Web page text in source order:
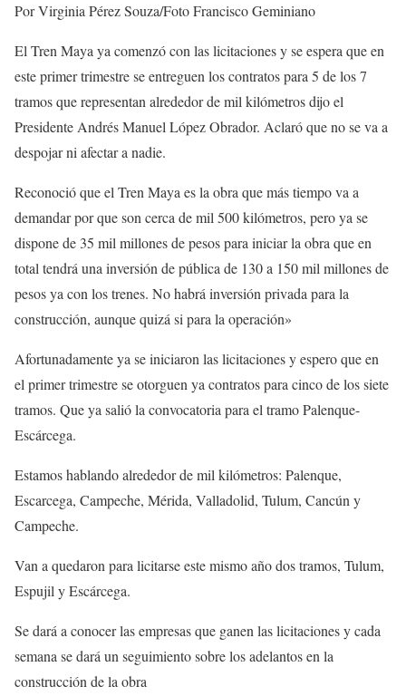
Por Virginia Pérez Souza/Foto Francisco Geminiano
El Tren Maya ya comenzó con las licitaciones y se espera que en
este primer trimestre se entreguen los contratos para 5 de los 7
tramos que representan alrededor de mil kilómetros dijo el
Presidente Andrés Manuel López Obrador. Aclaró que no se va a
despojar ni afectar a nadie.
Reconoció que el Tren Maya es la obra que más tiempo va a
demandar por que son cerca de mil 500 kilómetros, pero ya se
dispone de 35 mil millones de pesos para iniciar la obra que en
total tendrá una inversión de pública de 130 a 150 mil millones de
pesos ya con los trenes. No habrá inversión privada para la
construcción, aunque quizá si para la operación»
Afortunadamente ya se iniciaron las licitaciones y espero que en
el primer trimestre se otorguen ya contratos para cinco de los siete
tramos. Que ya salió la convocatoria para el tramo Palenque-
Escárcega.
Estamos hablando alrededor de mil kilómetros: Palenque,
Escarcega, Campeche, Mérida, Valladolid, Tulum, Cancún y
Campeche.
Van a quedaron para licitarse este mismo año dos tramos, Tulum,
Espujil y Escárcega.
Se dará a conocer las empresas que ganen las licitaciones y cada
semana se dará un seguimiento sobre los adelantos en la
construcción de la obra